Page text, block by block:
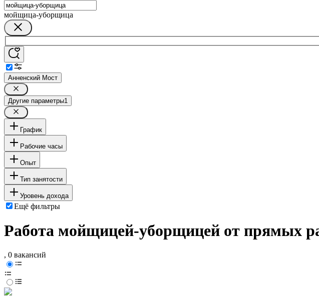
мойщица-уборщица
Анненский Мост
Другие параметры1
График
Рабочие часы
Опыт
Тип занятости
Уровень дохода
Ещё фильтры
Работа мойщицей-уборщицей от прямых
, 0 вакансий